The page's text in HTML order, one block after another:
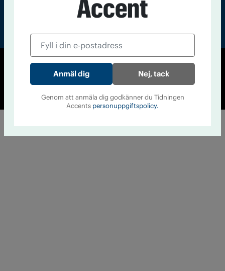
© Tidningen Accent 2026
Cookiepolicy
Personuppgiftspolicy
Accent
Nej, tack
Genom att anmäla dig godkänner du Tidningen
Accents personuppgiftspolicy.